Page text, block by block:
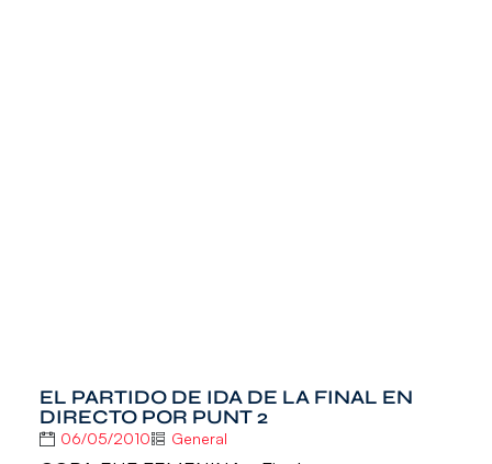
EL PARTIDO DE IDA DE LA FINAL EN
DIRECTO POR PUNT 2
06/05/2010 General